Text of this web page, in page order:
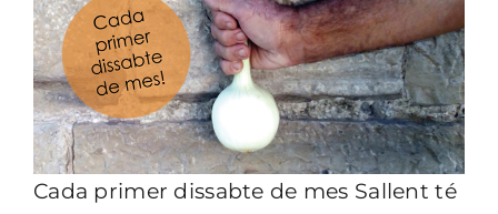
Cada primer dissabte de mes Sallent té